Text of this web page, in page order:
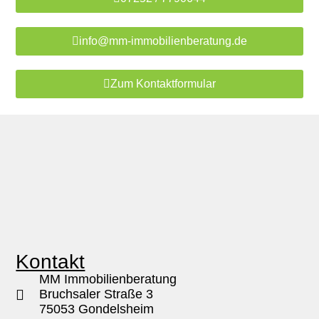
info@mm-immobilienberatung.de
Zum Kontaktformular
Kontakt
MM Immobilienberatung
Bruchsaler Straße 3
75053 Gondelsheim